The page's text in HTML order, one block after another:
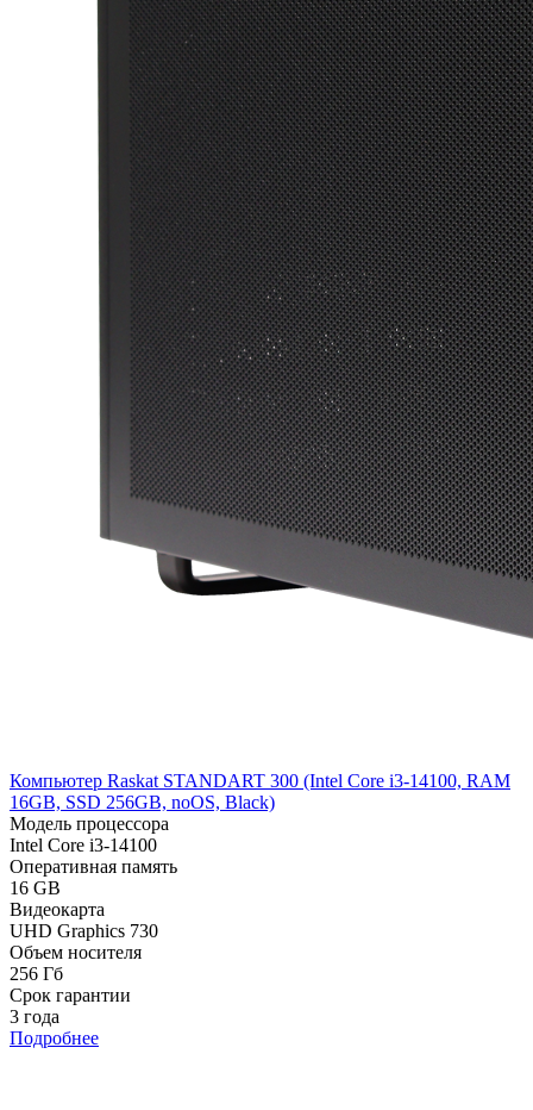
Компьютер Raskat STANDART 300 (Intel Core i3-14100, RAM
16GB, SSD 256GB, noOS, Black)
Модель процессора
Intel Core i3-14100
Оперативная память
16 GB
Видеокарта
UHD Graphics 730
Объем носителя
256 Гб
Срок гарантии
3 года
Подробнее